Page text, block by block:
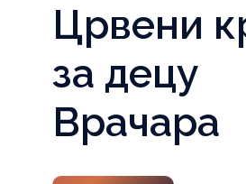
Црвени
за децу
Врачара